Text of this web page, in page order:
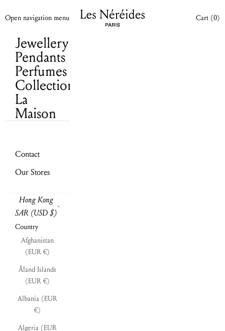
Les Néréides N2 WW
Open navigation menu Open cart
Cart (0)
Jewellery
Pendants
Perfumes
Collections
La
Maison
Contact
Our Stores
Hong Kong
SAR (USD $)
Country
Afghanistan
(EUR €)
Åland Islands
(EUR €)
Albania (EUR
€)
Algeria (EUR
Your cart is empty